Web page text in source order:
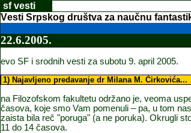
sf vesti
Vesti Srpskog društva za naučnu
22.6.2005.
evo SF i srodnih vesti za subotu 9. april 2005.
1) Najavljeno predavanje dr Milana M. Ćirkovića...
na Filozofskom fakultetu održano je, veoma
časova, koje smo Vam pomenuli – pa, u tom
zaista bila reč "poruga" (a ne poruka). Okrugli
11 do 14 časova.